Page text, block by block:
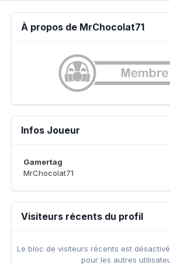
À propos de MrChocolat71
Infos Joueur
Gamertag
MrChocolat71
Visiteurs récents du profil
Le bloc de visiteurs récents est désactivé
pour les autres